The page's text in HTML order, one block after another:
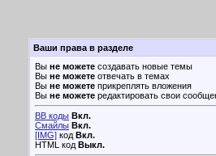
Ваши права в разделе
Вы не можете создавать новые темы
Вы не можете отвечать в темах
Вы не можете прикреплять вложения
Вы не можете редактировать свои
BB коды Вкл.
Смайлы Вкл.
[IMG] код Вкл.
HTML код Выкл.